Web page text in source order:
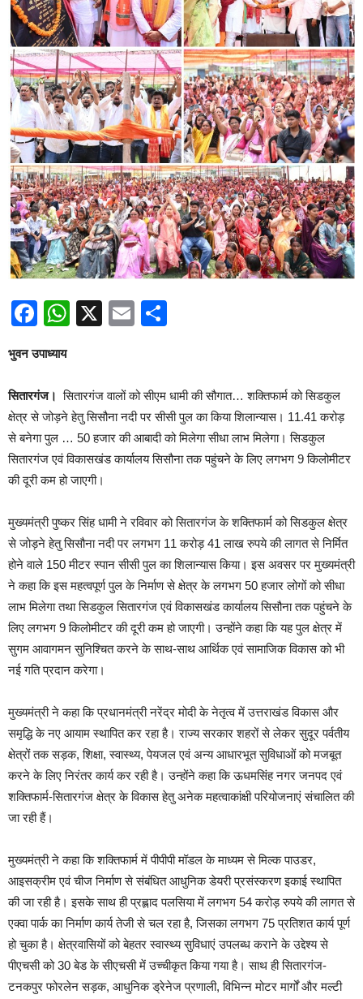
Facebook
WhatsApp
X Email
भुवन उपाध्याय
सितारगंज। सितारगंज वालों को सीएम धामी की सौगात… शक्तिफार्म को सिडकुल
क्षेत्र से जोड़ने हेतु सिसौना नदी पर सीसी पुल का किया शिलान्यास। 11.41 करोड़
से बनेगा पुल … 50 हजार की आबादी को मिलेगा सीधा लाभ मिलेगा। सिडकुल
सितारगंज एवं विकासखंड कार्यालय सिसौना तक पहुंचने के लिए लगभग 9 किलोमीटर
की दूरी कम हो जाएगी।
मुख्यमंत्री पुष्कर सिंह धामी ने रविवार को सितारगंज के शक्तिफार्म को सिडकुल क्षेत्र
से जोड़ने हेतु सिसौना नदी पर लगभग 11 करोड़ 41 लाख रुपये की लागत से निर्मित
होने वाले 150 मीटर स्पान सीसी पुल का शिलान्यास किया। इस अवसर पर मुख्यमंत्री
ने कहा कि इस महत्वपूर्ण पुल के निर्माण से क्षेत्र के लगभग 50 हजार लोगों को सीधा
लाभ मिलेगा तथा सिडकुल सितारगंज एवं विकासखंड कार्यालय सिसौना तक पहुंचने के
लिए लगभग 9 किलोमीटर की दूरी कम हो जाएगी। उन्होंने कहा कि यह पुल क्षेत्र में
सुगम आवागमन सुनिश्चित करने के साथ-साथ आर्थिक एवं सामाजिक विकास को भी
नई गति प्रदान करेगा।
मुख्यमंत्री ने कहा कि प्रधानमंत्री नरेंद्र मोदी के नेतृत्व में उत्तराखंड विकास और
समृद्धि के नए आयाम स्थापित कर रहा है। राज्य सरकार शहरों से लेकर सुदूर पर्वतीय
क्षेत्रों तक सड़क, शिक्षा, स्वास्थ्य, पेयजल एवं अन्य आधारभूत सुविधाओं को मजबूत
करने के लिए निरंतर कार्य कर रही है। उन्होंने कहा कि ऊधमसिंह नगर जनपद एवं
शक्तिफार्म-सितारगंज क्षेत्र के विकास हेतु अनेक महत्वाकांक्षी परियोजनाएं संचालित की
जा रही हैं।
मुख्यमंत्री ने कहा कि शक्तिफार्म में पीपीपी मॉडल के माध्यम से मिल्क पाउडर,
आइसक्रीम एवं चीज निर्माण से संबंधित आधुनिक डेयरी प्रसंस्करण इकाई स्थापित
की जा रही है। इसके साथ ही प्रह्लाद पलसिया में लगभग 54 करोड़ रुपये की लागत से
एक्वा पार्क का निर्माण कार्य तेजी से चल रहा है, जिसका लगभग 75 प्रतिशत कार्य पूर्ण
हो चुका है। क्षेत्रवासियों को बेहतर स्वास्थ्य सुविधाएं उपलब्ध कराने के उद्देश्य से
पीएचसी को 30 बेड के सीएचसी में उच्चीकृत किया गया है। साथ ही सितारगंज-
टनकपुर फोरलेन सड़क, आधुनिक ड्रेनेज प्रणाली, विभिन्न मोटर मार्गों और मल्टी